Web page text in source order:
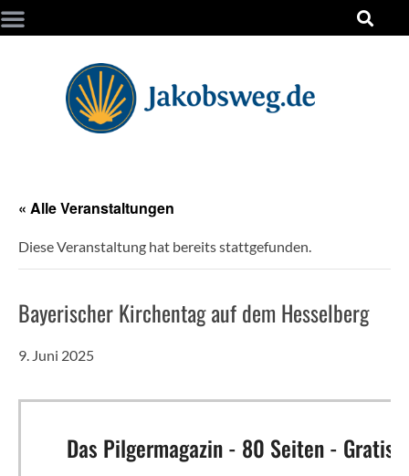
« Alle Veranstaltungen
Diese Veranstaltung hat bereits stattgefunden.
Bayerischer Kirchentag auf dem Hesselberg
9. Juni 2025
Das Pilgermagazin - 80 Seiten - Gratis!